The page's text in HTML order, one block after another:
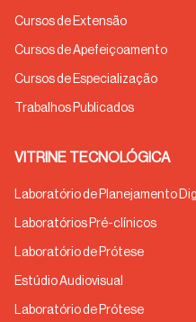
Cursos de Extensão
Cursos de Apefeiçoamento
Cursos de Especialização
Trabalhos Publicados
VITRINE TECNOLÓGICA
Laboratório de Planejamento
Laboratórios Pré-clínicos
Laboratório de Prótese
Estúdio Audiovisual
Laboratório de Prótese